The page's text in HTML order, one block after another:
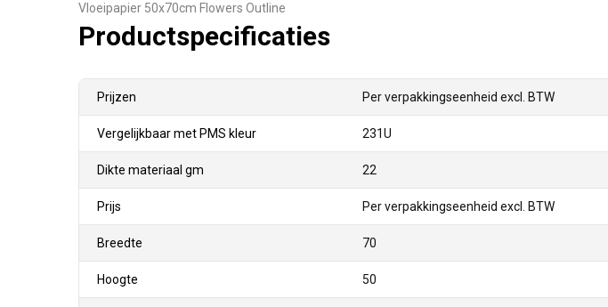
Vloeipapier 50x70cm Flowers Outline
Productspecificaties
Prijzen Per verpakkingseenheid excl. BTW
Vergelijkbaar met PMS kleur 231U
Dikte materiaal gm 22
Prijs Per verpakkingseenheid excl. BTW
Breedte 70
Hoogte 50